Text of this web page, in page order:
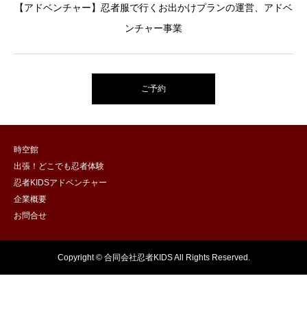
【アドベンチャー】忍者服で行くお出かけプランの運営、アドベ
ンチャー事業
ご予約
時空館
出張！どこでも忍者体験
忍者KIDSアドベンチャー
企業概要
お問合せ
Copyright © 合同会社忍者KIDS All Rights Reserved.